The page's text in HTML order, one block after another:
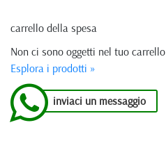
carrello della spesa
Non ci sono oggetti nel tuo carrello
Esplora i prodotti »
inviaci un messaggio